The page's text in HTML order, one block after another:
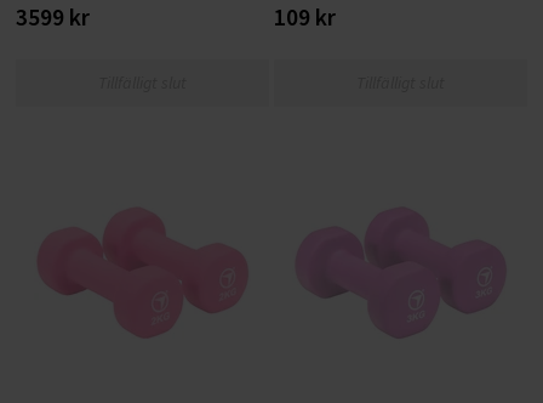
3599 kr 109 kr